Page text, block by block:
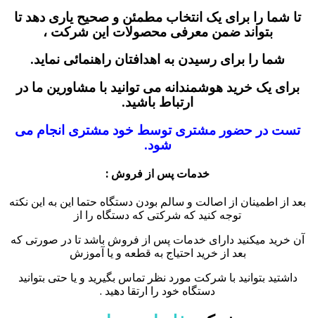
تا شما را برای یک انتخاب مطمئن و صحیح یاری دهد تا
بتواند ضمن معرفی محصولات این شرکت ،
شما را برای رسیدن به اهدافتان راهنمائی نماید.
برای یک خرید هوشمندانه می توانید با مشاورین ما در
ارتباط باشید.
تست در حضور مشتری توسط خود مشتری انجام می
شود.
خدمات پس از فروش :
بعد از اطمینان از اصالت و سالم بودن دستگاه حتما این به این نکته
توجه کنید که شرکتی که دستگاه را از
آن خرید میکنید دارای خدمات پس از فروش باشد تا در صورتی که
بعد از خرید احتیاج به قطعه و یا آموزش
داشتید بتوانید با شرکت مورد نظر تماس بگیرید و یا حتی بتوانید
دستگاه خود را ارتقا دهید .